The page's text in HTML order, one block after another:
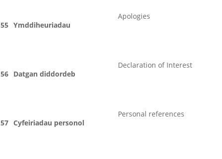
55 Ymddiheuriadau
Apologies
56 Datgan diddordeb
Declaration of Interest
57 Cyfeiriadau personol
Personal references